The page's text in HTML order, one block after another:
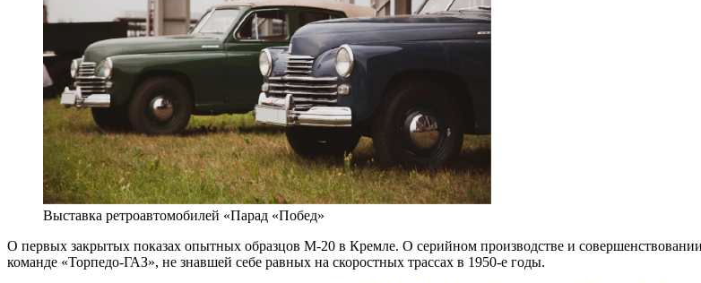
Выставка ретроавтомобилей «Парад «Побед»
О первых закрытых показах опытных образцов М-20 в Кремле. О серийном производстве и
команде «Торпедо-ГАЗ», не знавшей себе равных на скоростных трассах в 1950-е годы.